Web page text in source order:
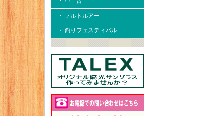
・ ソルトルアー
・ 釣りフェスティバル